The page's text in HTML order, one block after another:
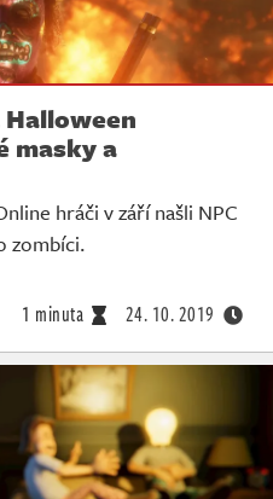
Halloween
masky a
hráči v září našli NPC
zombíci.
1 minuta 24. 10. 2019